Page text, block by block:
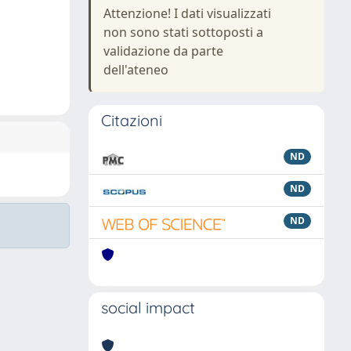
Attenzione! I dati visualizzati
non sono stati sottoposti a
validazione da parte
dell'ateneo
Citazioni
ND
ND
ND
social impact